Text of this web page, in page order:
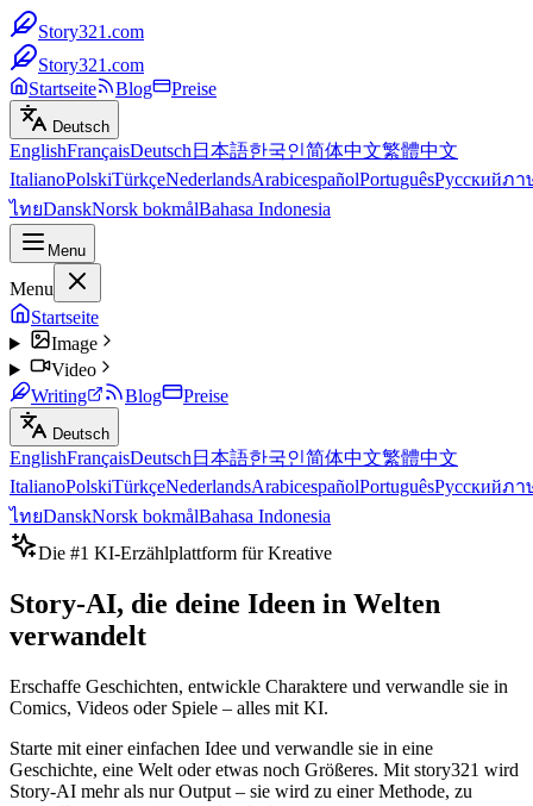
Story321.com
Story321.com
Startseite
Blog Preise
Deutsch
EnglishFrançaisDeutsch 日本語한국인简体中文繁體中文
ItalianoPolskiTürkçeNederlandsArabicespañolPortuguêsРусскийภา
ไทยDanskNorsk bokmålBahasa Indonesia
Menu
Menu
Startseite
Image
Video
Writing
Blog Preise
Deutsch
EnglishFrançaisDeutsch 日本語한국인简体中文繁體中文
ItalianoPolskiTürkçeNederlandsArabicespañolPortuguêsРусскийภา
ไทยDanskNorsk bokmålBahasa Indonesia
Die #1 KI-Erzählplattform für Kreative
Story-AI, die deine Ideen in Welten
verwandelt
Erschaffe Geschichten, entwickle Charaktere und verwandle sie in
Comics, Videos oder Spiele – alles mit KI.
Starte mit einer einfachen Idee und verwandle sie in eine
Geschichte, eine Welt oder etwas noch Größeres. Mit story321 wird
Story-AI mehr als nur Output – sie wird zu einer Methode, zu